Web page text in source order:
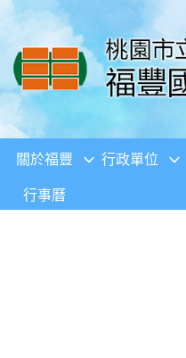
移至網頁之主要內容區位置
關於福豐 行政單位
行事曆